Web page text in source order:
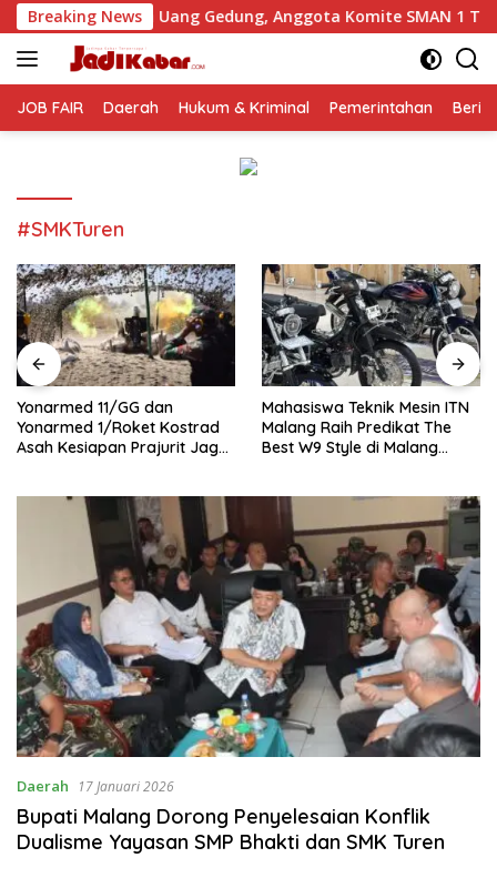
Langsung
ke
konten
Breaking News
Gedung, Anggota Komite SMAN 1 Tumpang ,Ketua DPD
JOB FAIR Daerah Hukum & Kriminal Pemerintahan
#SMKTuren
Yonarmed 11/GG dan
Yonarmed 1/Roket Kostrad
Asah Kesiapan Prajurit Jaga
Mahasiswa Teknik Mesin ITN
Malang Raih Predikat The
Best W9 Style di Malang
Daerah 17 Januari 2026
Bupati Malang Dorong Penyelesaian Konflik
Dualisme Yayasan SMP Bhakti dan SMK Turen